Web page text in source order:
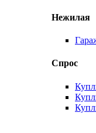
Нежилая
Спрос